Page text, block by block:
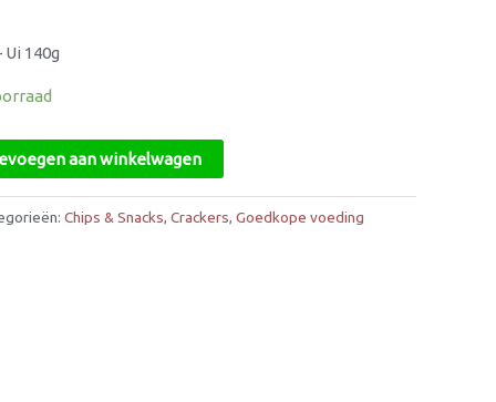
140g
aan winkelwagen
Chips & Snacks, Crackers, Goedkope voeding